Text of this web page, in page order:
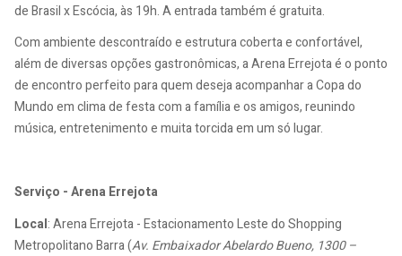
de Brasil x Escócia, às 19h. A entrada também é gratuita.
Com ambiente descontraído e estrutura coberta e confortável,
além de diversas opções gastronômicas, a Arena Errejota é o ponto
de encontro perfeito para quem deseja acompanhar a Copa do
Mundo em clima de festa com a família e os amigos, reunindo
música, entretenimento e muita torcida em um só lugar.
Serviço - Arena Errejota
Local: Arena Errejota - Estacionamento Leste do Shopping
Metropolitano Barra (Av. Embaixador Abelardo Bueno, 1300 –